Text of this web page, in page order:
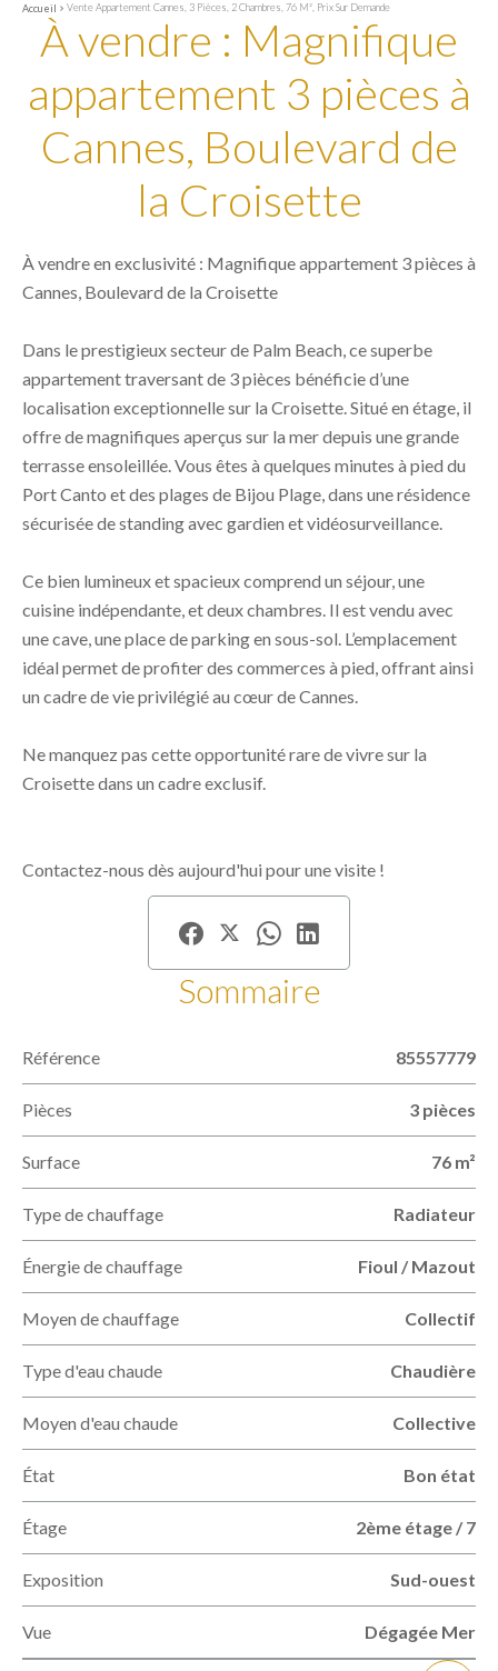
Accueil Vente Appartement Cannes, 3 Pièces, 2 Chambres, 76 M², Prix Sur Demande
À vendre : Magnifique
appartement 3 pièces à
Cannes, Boulevard de
la Croisette
À vendre en exclusivité : Magnifique appartement 3 pièces à
Cannes, Boulevard de la Croisette
Dans le prestigieux secteur de Palm Beach, ce superbe
appartement traversant de 3 pièces bénéficie d’une
localisation exceptionnelle sur la Croisette. Situé en étage, il
offre de magnifiques aperçus sur la mer depuis une grande
terrasse ensoleillée. Vous êtes à quelques minutes à pied du
Port Canto et des plages de Bijou Plage, dans une résidence
sécurisée de standing avec gardien et vidéosurveillance.
Ce bien lumineux et spacieux comprend un séjour, une
cuisine indépendante, et deux chambres. Il est vendu avec
une cave, une place de parking en sous-sol. L’emplacement
idéal permet de profiter des commerces à pied, offrant ainsi
un cadre de vie privilégié au cœur de Cannes.
Ne manquez pas cette opportunité rare de vivre sur la
Croisette dans un cadre exclusif.
Contactez-nous dès aujourd'hui pour une visite !
Sommaire
Référence 85557779
Pièces 3 pièces
Surface 76 m²
Type de chauffage Radiateur
Énergie de chauffage Fioul / Mazout
Moyen de chauffage Collectif
Type d'eau chaude Chaudière
Moyen d'eau chaude Collective
État Bon état
Étage 2ème étage / 7
Exposition Sud-ouest
Vue Dégagée Mer